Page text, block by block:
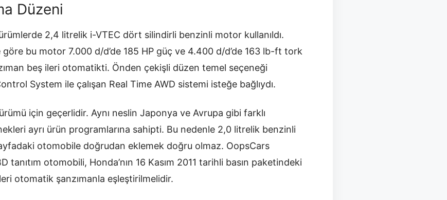
Düzeni
2,4 litrelik i-VTEC dört silindirli benzinli motor kullanıldı.
göre bu motor 7.000 d/d’de 185 HP güç ve 4.400 d/d’de 163 lb-ft tork
beş ileri otomatikti. Önden çekişli düzen temel seçeneği
System ile çalışan Real Time AWD sistemi isteğe bağlıydı.
için geçerlidir. Aynı neslin Japonya ve Avrupa gibi farklı
ayrı ürün programlarına sahipti. Bu nedenle 2,0 litrelik benzinli
otomobile doğrudan eklemek doğru olmaz. OopsCars
tanıtım otomobili, Honda’nın 16 Kasım 2011 tarihli basın paketindeki
otomatik şanzımanla eşleştirilmelidir.